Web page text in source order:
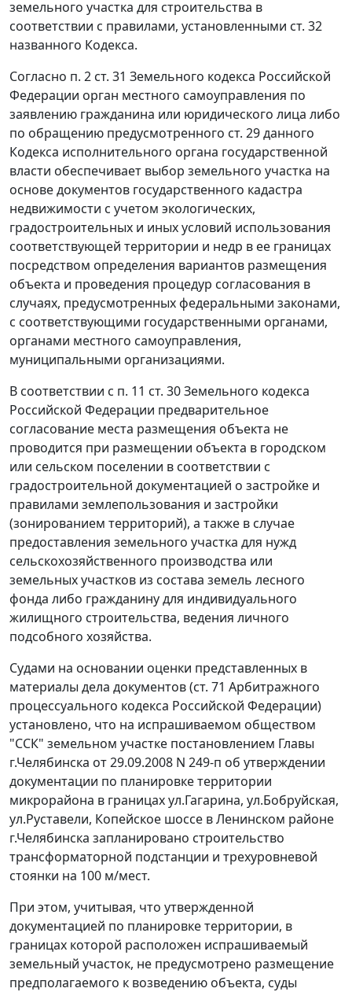
земельного участка для строительства в
соответствии с правилами, установленными ст. 32
названного Кодекса.
Согласно п. 2 ст. 31 Земельного кодекса Российской
Федерации орган местного самоуправления по
заявлению гражданина или юридического лица либо
по обращению предусмотренного ст. 29данного
Кодекса исполнительного органа государственной
власти обеспечивает выбор земельного участка на
основе документов государственного кадастра
недвижимости с учетом экологических,
градостроительных и иных условий использования
соответствующей территории и недр в ее границах
посредством определения вариантов размещения
объекта и проведения процедур согласования в
случаях, предусмотренных федеральными законами,
с соответствующими государственными органами,
органами местного самоуправления,
муниципальными организациями.
В соответствии с п. 11 ст. 30Земельного кодекса
Российской Федерации предварительное
согласование места размещения объекта не
проводится при размещении объекта в городском
или сельском поселении в соответствии с
градостроительной документацией о застройке и
правилами землепользования и застройки
(зонированием территорий), а также в случае
предоставления земельного участка для нужд
сельскохозяйственного производства или
земельных участков из состава земель лесного
фонда либо гражданину для индивидуального
жилищного строительства, ведения личного
подсобного хозяйства.
Судами на основании оценки представленных в
материалы дела документов (ст. 71 Арбитражного
процессуального кодекса Российской Федерации)
установлено, что на испрашиваемом обществом
"ССК" земельном участке постановлением Главы
г.Челябинска от 29.09.2008 N 249-п об утверждении
документации по планировке территории
микрорайона в границах ул.Гагарина, ул.Бобруйская,
ул.Руставели, Копейское шоссе в Ленинском районе
г.Челябинска запланировано строительство
трансформаторной подстанции и трехуровневой
стоянки на 100 м/мест.
При этом, учитывая, что утвержденной
документацией по планировке территории, в
границах которой расположен испрашиваемый
земельный участок, не предусмотрено размещение
предполагаемого к возведению объекта, суды